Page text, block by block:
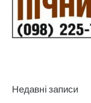
Недавні записи